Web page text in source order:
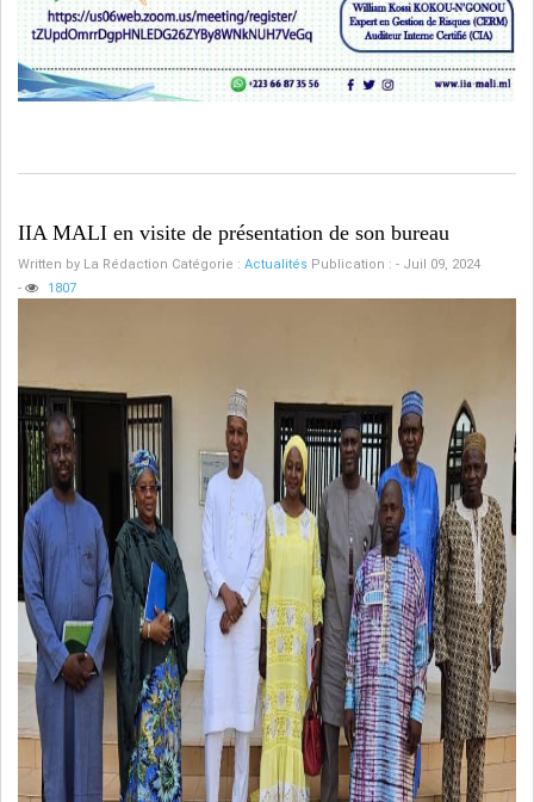
IIA MALI en visite de présentation de son bureau
Written by La Rédaction Catégorie : Actualités Publication : - Juil 09, 2024
-
1807